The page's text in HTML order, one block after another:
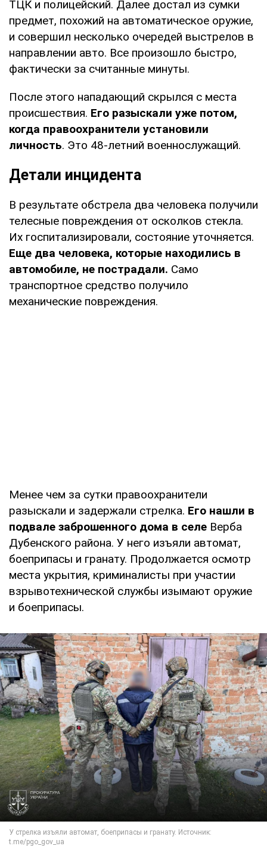
ТЦК и полицейский. Далее достал из сумки
предмет, похожий на автоматическое оружие,
и совершил несколько очередей выстрелов в
направлении авто. Все произошло быстро,
фактически за считанные минуты.
После этого нападающий скрылся с места
происшествия. Его разыскали уже потом,
когда правоохранители установили
личность. Это 48-летний военнослужащий.
Детали инцидента
В результате обстрела два человека получили
телесные повреждения от осколков стекла.
Их госпитализировали, состояние уточняется.
Еще два человека, которые находились в
автомобиле, не пострадали. Само
транспортное средство получило
механические повреждения.
Менее чем за сутки правоохранители
разыскали и задержали стрелка. Его нашли в
подвале заброшенного дома в селе Верба
Дубенского района. У него изъяли автомат,
боеприпасы и гранату. Продолжается осмотр
места укрытия, криминалисты при участии
взрывотехнической службы изымают оружие
и боеприпасы.